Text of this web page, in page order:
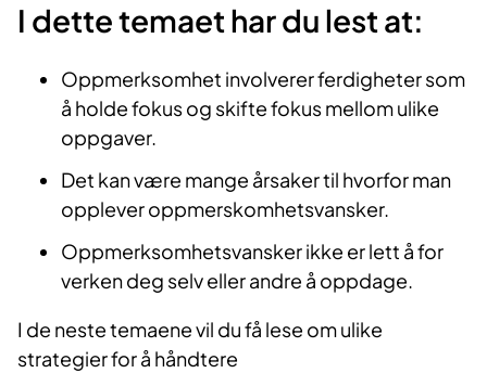
I dette temaet har du lest at:
Oppmerksomhet involverer ferdigheter som
å holde fokus og skifte fokus mellom ulike
oppgaver.
Det kan være mange årsaker til hvorfor man
opplever oppmerskomhetsvansker.
Oppmerksomhetsvansker ikke er lett å for
verken deg selv eller andre å oppdage.
I de neste temaene vil du få lese om ulike
strategier for å håndtere